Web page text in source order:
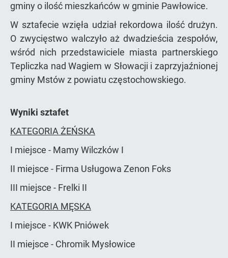
gminy o ilość mieszkańców w gminie Pawłowice.
W sztafecie wzięła udział rekordowa ilość drużyn.
O zwycięstwo walczyło aż dwadzieścia zespołów,
wśród nich przedstawiciele miasta partnerskiego
Tepliczka nad Wagiem w Słowacji i zaprzyjaźnionej
gminy Mstów z powiatu częstochowskiego.
Wyniki sztafet
KATEGORIA ŻEŃSKA
I miejsce - Mamy Wilczków I
II miejsce - Firma Usługowa Zenon Foks
III miejsce - Frelki II
KATEGORIA MĘSKA
I miejsce - KWK Pniówek
II miejsce - Chromik Mysłowice